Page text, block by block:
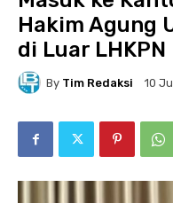
Hakim Agung
di Luar LHKPN
By Tim Redaksi 10